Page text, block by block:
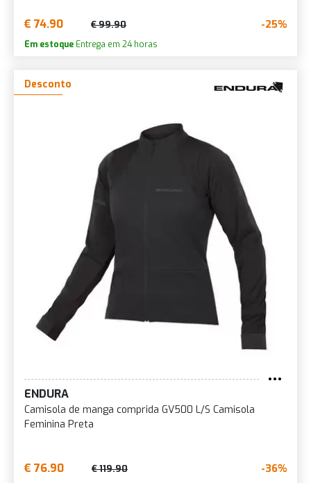
€ 74.90 € 99.90 -25%
Em estoque Entrega em 24 horas
Desconto
ENDURA
Camisola de manga comprida GV500 L/S Camisola
Feminina Preta
€ 76.90 € 119.90 -36%